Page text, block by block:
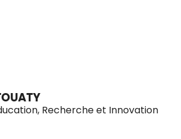
Recherche et Innovation